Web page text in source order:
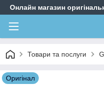
Онлайн магазин
Товари та послуги
Оригiнал